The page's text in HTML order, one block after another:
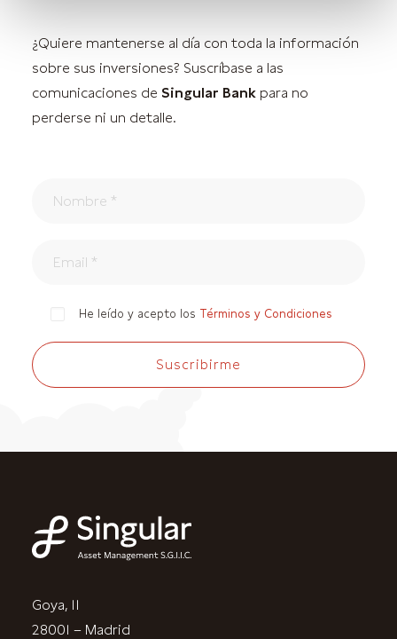
¿Quiere mantenerse al día con toda la información
sobre sus inversiones? Suscríbase a las
comunicaciones de Singular Bank para no
perderse ni un detalle.
He leído y acepto los Términos y Condiciones
Goya, 11
28001 – Madrid